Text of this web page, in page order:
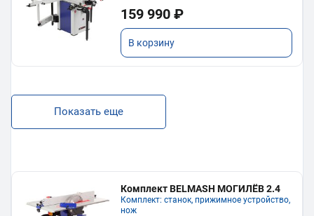
159 990 ₽
В корзину
Показать еще
Комплект BELMASH МОГИЛЁВ 2.4
Комплект: станок, прижимное устройство,
нож